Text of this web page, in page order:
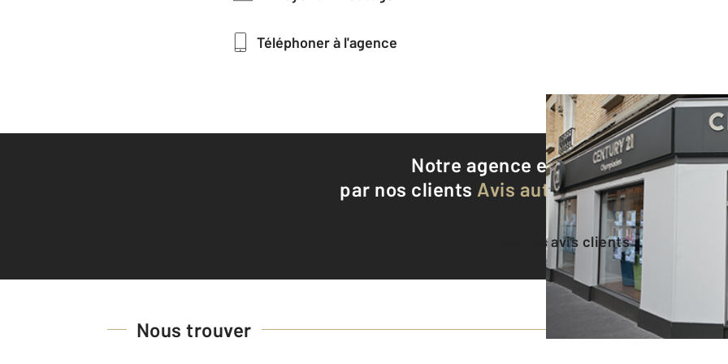
Téléphoner à l'agence
Notre agence est notée9,2/10
par nos clients Avis authentifiés par
Voir tous les avis clients
Nous trouver